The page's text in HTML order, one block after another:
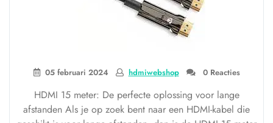
05 februari 2024 hdmiwebshop 0 Reacties
HDMI 15 meter: De perfecte oplossing voor lange
afstanden Als je op zoek bent naar een HDMI-kabel die